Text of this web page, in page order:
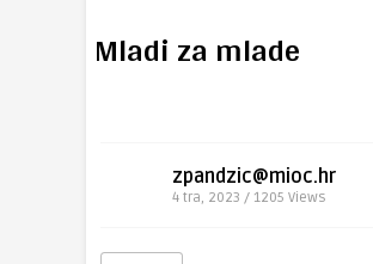
Mladi za mlade
zpandzic@mioc.hr
4 tra, 2023 / 1205 Views